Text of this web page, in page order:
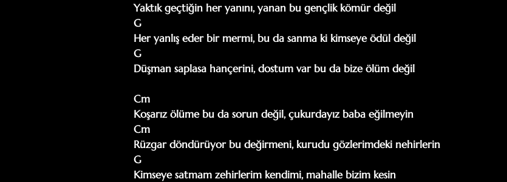
Yaktık geçtiğin her yanını, yanan bu gençlik kömür değil
G
Her yanlış eder bir mermi, bu da sanma ki kimseye ödül değil
G
Düşman saplasa hançerini, dostum var bu da bize ölüm değil
Cm
Koşarız ölüme bu da sorun değil, çukurdayız baba eğilmeyin
Cm
Rüzgar döndürüyor bu değirmeni, kurudu gözlerimdeki nehirlerin
G
Kimseye satmam zehirlerim kendimi, mahalle bizim kesin